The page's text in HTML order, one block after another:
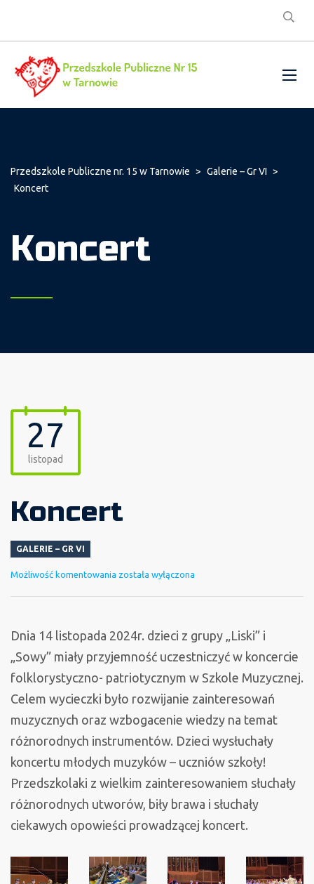
Przedszkole Publiczne nr. 15 w Tarnowie > Galerie – Gr VI >
Koncert
Koncert
27
listopad
Koncert
GALERIE – GR VI
Możliwość komentowania Koncert
została wyłączona
Dnia 14 listopada 2024r. dzieci z grupy „Liski” i
„Sowy” miały przyjemność uczestniczyć w koncercie
folklorystyczno- patriotycznym w Szkole Muzycznej.
Celem wycieczki było rozwijanie zainteresowań
muzycznych oraz wzbogacenie wiedzy na temat
różnorodnych instrumentów. Dzieci wysłuchały
koncertu młodych muzyków – uczniów szkoły!
Przedszkolaki z wielkim zainteresowaniem słuchały
różnorodnych utworów, biły brawa i słuchały
ciekawych opowieści prowadzącej koncert.